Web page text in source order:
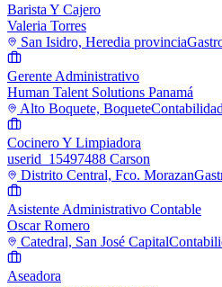
Barista Y Cajero
Valeria Torres
San Isidro, Heredia provincia
Gerente Administrativo
Human Talent Solutions Panamá
Alto Boquete, BoqueteContabilidad
Cocinero Y Limpiadora
userid_15497488 Carson
Distrito Central, Fco. Morazan
Asistente Administrativo Contable
Oscar Romero
Catedral, San José Capital
Aseadora